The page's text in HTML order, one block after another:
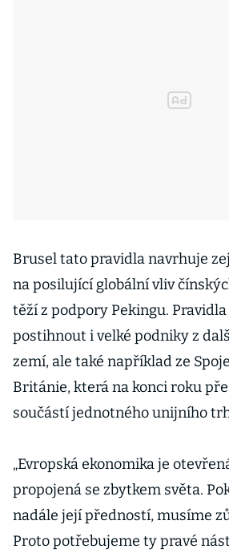
Brusel tato pravidla navrhuje
na posilující globální vliv
těží z podpory Pekingu.
postihnout i velké podniky z
zemí, ale také například ze
Británie, která na konci roku
součástí jednotného unijního
„Evropská ekonomika je
propojená se zbytkem světa.
nadále její předností, musíme
Proto potřebujeme ty pravé